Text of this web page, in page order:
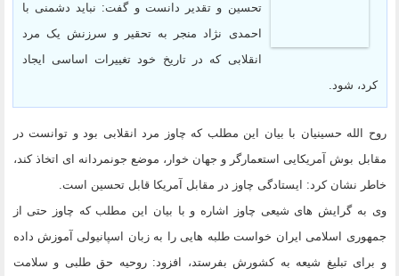
تحسین و تقدیر دانست و گفت: نباید دشمنی با
احمدی نژاد منجر به تحقیر و سرزنش یک مرد
انقلابی که در تاریخ خود تغییرات اساسی ایجاد
کرد،‌ شود.
روح الله حسینیان با بیان این مطلب که چاوز مرد انقلابی بود و توانست در
مقابل بوش آمریکایی استعمارگر و جهان خوار، موضع جونمردانه ای اتخاذ کند،
‌خاطر نشان کرد: ایستادگی چاوز در مقابل آمریکا قابل تحسین است.
وی به گرایش های شیعی چاوز اشاره و با بیان این مطلب که چاوز حتی از
جمهوری اسلامی ایران خواست طلبه هایی را به زبان اسپانیولی آموزش داده
و برای تبلیغ شیعه به کشورش بفرستد، افزود: روحیه حق طلبی و سلامت